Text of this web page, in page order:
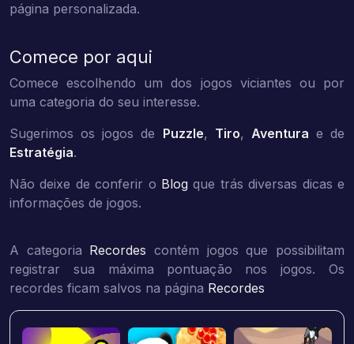
página personalizada.
Comece por aqui
Comece escolhendo um dos jogos viciantes ou por
uma categoria do seu interesse.
Sugerimos os jogos de Puzzle, Tiro, Aventura e de
Estratégia.
Não deixe de conferir o Blog que trás diversas dicas e
informações de jogos.
A categoria Recordes contém jogos que possibilitam
registrar sua máxima pontuação nos jogos. Os
recordes ficam salvos na página Recordes